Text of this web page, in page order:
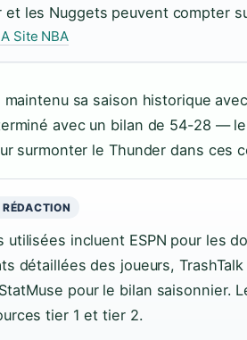
et les Nuggets peuvent compter
Site NBA
maintenu sa saison historique
avec un bilan de 54-28 —
surmonter le Thunder dans ces
utilisées incluent ESPN pour les
détaillées des joueurs,
pour le bilan saisonnier.
tier 1 et tier 2.